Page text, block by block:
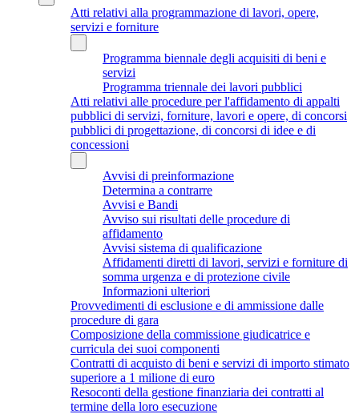
Atti relativi alla programmazione di lavori, opere,
servizi e forniture
Programma biennale degli acquisiti di beni e
servizi
Programma triennale dei lavori pubblici
Atti relativi alle procedure per l'affidamento di appalti
pubblici di servizi, forniture, lavori e opere, di concorsi
pubblici di progettazione, di concorsi di idee e di
concessioni
Avvisi di preinformazione
Determina a contrarre
Avvisi e Bandi
Avviso sui risultati delle procedure di
affidamento
Avvisi sistema di qualificazione
Affidamenti diretti di lavori, servizi e forniture di
somma urgenza e di protezione civile
Informazioni ulteriori
Provvedimenti di esclusione e di ammissione dalle
procedure di gara
Composizione della commissione giudicatrice e
curricula dei suoi componenti
Contratti di acquisto di beni e servizi di importo stimato
superiore a 1 milione di euro
Resoconti della gestione finanziaria dei contratti al
termine della loro esecuzione